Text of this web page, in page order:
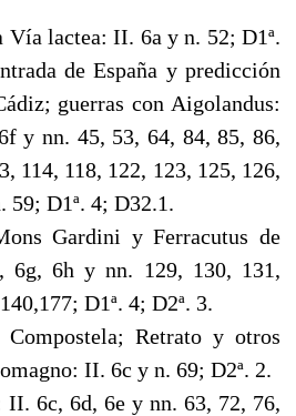
lactea: II. 6a y n. 52; D1ª.
de España y predicción
guerras con Aigolandus:
y nn. 45, 53, 64, 84, 85, 86,
114, 118, 122, 123, 125, 126,
59; D1ª. 4; D32.1.
Gardini y Ferracutus de
6g, 6h y nn. 129, 130, 131,
D1ª. 4; D2ª. 3.
Retrato y otros
II. 6c y n. 69; D2ª. 2.
6c, 6d, 6e y nn. 63, 72, 76,